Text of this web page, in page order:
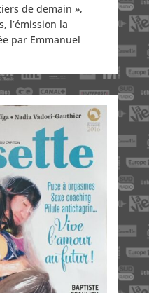
de demain »,
l’émission la
par Emmanuel